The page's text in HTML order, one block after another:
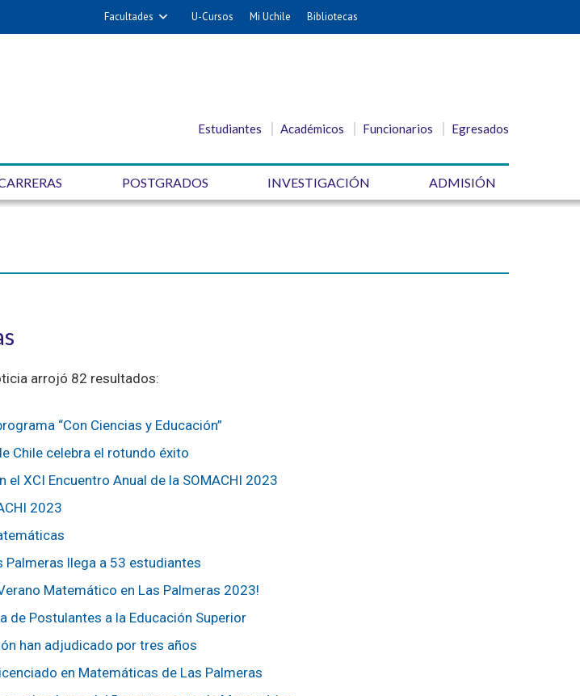
Facultades U-Cursos Mi Uchile Bibliotecas
Estudiantes Académicos Funcionarios Egresados
POSTGRADOS INVESTIGACIÓN ADMISIÓN
arrojó 82 resultados:
“Con Ciencias y Educación”
Chile celebra el rotundo éxito
el XCI Encuentro Anual de la SOMACHI 2023
2023
llega a 53 estudiantes
Matemático en Las Palmeras 2023!
de Postulantes a la Educación Superior
han adjudicado por tres años
en Matemáticas de Las Palmeras